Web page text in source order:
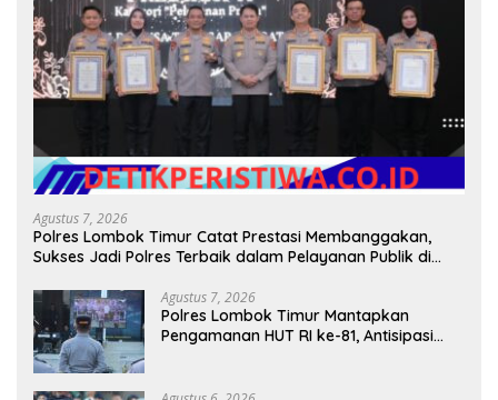
Agustus 7, 2026
Polres Lombok Timur Catat Prestasi Membanggakan,
Sukses Jadi Polres Terbaik dalam Pelayanan Publik di
Agustus 7, 2026
Polres Lombok Timur Mantapkan
Pengamanan HUT RI ke-81, Antisipasi